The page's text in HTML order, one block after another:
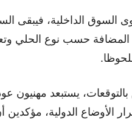
السوق الداخلية، فيبقى
المضافة حسب نوع الحلي
يستبعد
الأوضاع الدولية، مؤكدين